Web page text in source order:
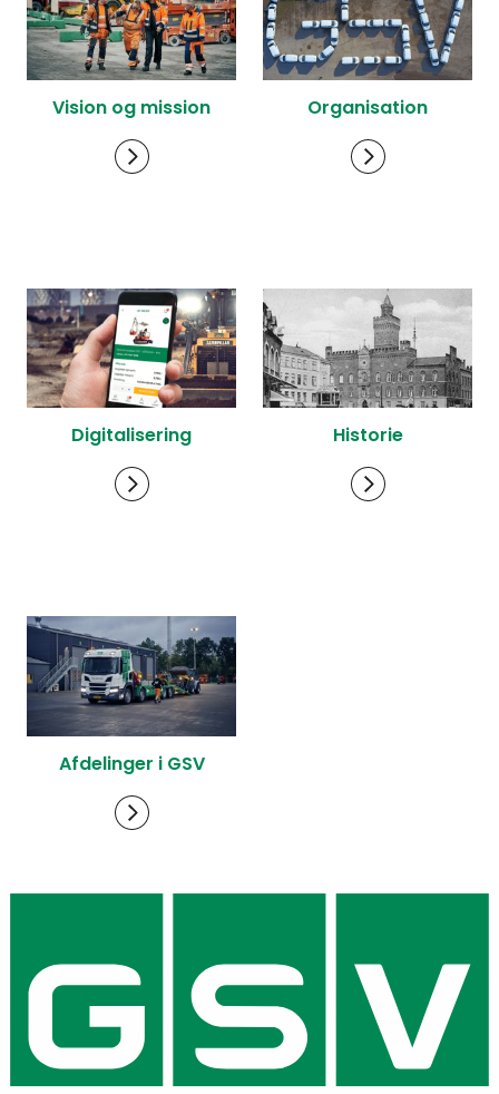
Vision og mission Organisation
Digitalisering Historie
Afdelinger i GSV